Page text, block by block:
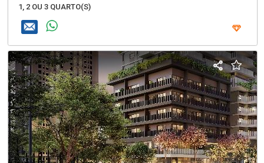
1, 2 OU 3 QUARTO(S)